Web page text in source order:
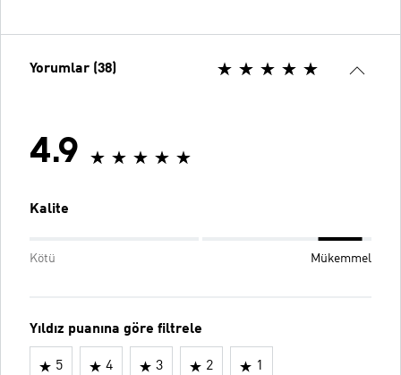
Yorumlar (38)
4.9
Kalite
Kötü Mükemmel
Yıldız puanına göre filtrele
5 4 3 2 1